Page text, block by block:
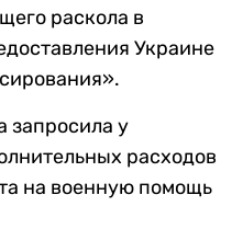
раскола в
Украине
запросила у
расходов
на военную помощь